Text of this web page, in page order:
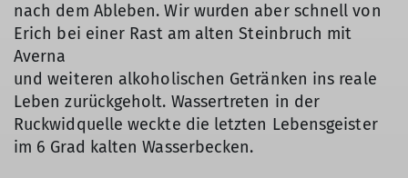
nach dem Ableben. Wir wurden aber schnell von
Erich bei einer Rast am alten Steinbruch mit
Averna
und weiteren alkoholischen Getränken ins reale
Leben zurückgeholt. Wassertreten in der
Ruckwidquelle weckte die letzten Lebensgeister
im 6 Grad kalten Wasserbecken.